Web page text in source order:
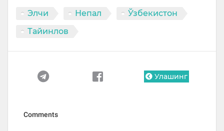
Элчи Непал
Ўзбекистон
Тайинлов
Улашинг